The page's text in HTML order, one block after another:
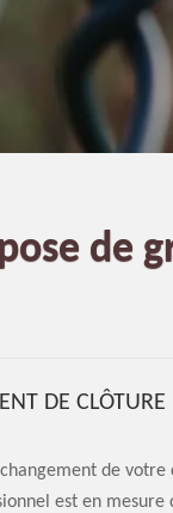
de
DE
de
est en